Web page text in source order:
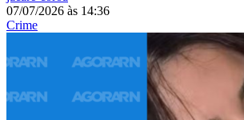
07/07/2026 às 14:36
Crime